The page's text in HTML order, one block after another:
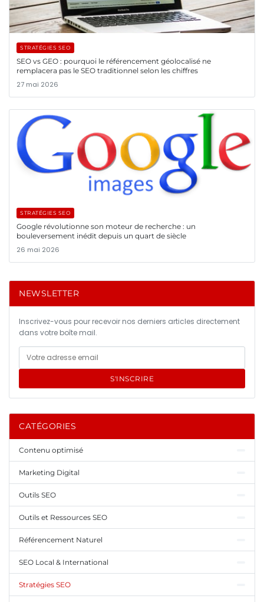
STRATÉGIES SEO
SEO vs GEO : pourquoi le référencement géolocalisé ne
remplacera pas le SEO traditionnel selon les chiffres
27 mai 2026
STRATÉGIES SEO
Google révolutionne son moteur de recherche : un
bouleversement inédit depuis un quart de siècle
26 mai 2026
NEWSLETTER
Inscrivez-vous pour recevoir nos derniers articles directement
dans votre boîte mail.
S'INSCRIRE
CATÉGORIES
Contenu optimisé
Marketing Digital
Outils SEO
Outils et Ressources SEO
Référencement Naturel
SEO Local & International
Stratégies SEO